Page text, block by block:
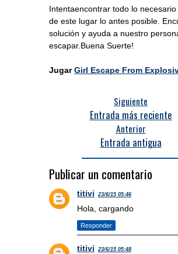
Intentaencontrar todo lo
de este lugar lo antes posible.
solución y ayuda a nuestro
escapar.Buena Suerte!
JugarGirl Escape From
Siguiente
Entrada más reciente
Anterior
Entrada antigua
Publicar un comentario
titivi 23/6/15 05:46
Hola, cargando
Responder
titivi 23/6/15 05:48